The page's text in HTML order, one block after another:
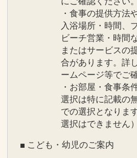
・食事の提供方法
入浴場所・時間、
ビーチ営業・時間
またはサービスの
合があります。詳
ームページ等でご
・お部屋・食事条
選択は特に記載の
での選択となりま
選択はできません）
■ こども・幼児のご案内